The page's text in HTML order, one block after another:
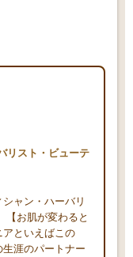
リスト・ビューテ
ャン・ハーバリ
【お肌が変わると
アといえばこの
涯のパートナー